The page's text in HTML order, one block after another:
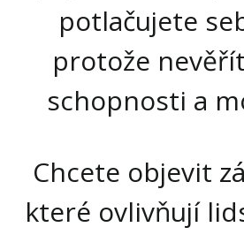
potlačujete
protože
schopnosti a
Chcete objevit
které ovlivňují